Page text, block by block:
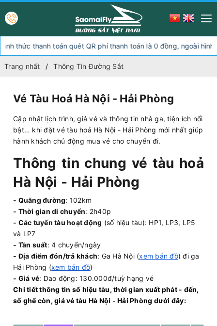
toán quét QR phí thanh toán là 0 đồng, ngoài hình thức
Trang nhất Thông Tin Đường Sắt
Vé Tàu Hoả Hà Nội - Hải Phòng
Cập nhật lịch trình, giá vé và thông tin nhà ga, tiện ích nổi
bật… khi đặt vé tàu hoả Hà Nội - Hải Phòng mới nhất giúp
hành khách chủ động mua vé cho chuyến đi.
Thông tin chung vé tàu hoả
Hà Nội - Hải Phòng
- Quãng đường: 102km
- Thời gian di chuyển: 2h40p
- Các tuyến tàu hoạt động (số hiệu tàu): HP1, LP3, LP5
và LP7
- Tần suất: 4 chuyến/ngày
- Địa điểm đón/trả khách: Ga Hà Nội (xem bản đồ) đi ga
Hải Phòng (xem bản đồ)
- Giá vé: Dao động: 130.000đ/tuỳ hạng vé
Chi tiết thông tin số hiệu tàu, thời gian xuất phát - đến,
số ghế còn, giá vé tàu Hà Nội - Hải Phòng dưới đây: